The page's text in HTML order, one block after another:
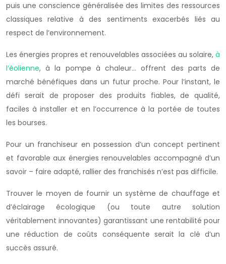
puis une conscience généralisée des limites des ressources
classiques relative à des sentiments exacerbés liés au
respect de l’environnement.
Les énergies propres et renouvelables associées au solaire, à
l’éolienne, à la pompe à chaleur… offrent des parts de
marché bénéfiques dans un futur proche. Pour l’instant, le
défi serait de proposer des produits fiables, de qualité,
faciles à installer et en l’occurrence à la portée de toutes
les bourses.
Pour un franchiseur en possession d’un concept pertinent
et favorable aux énergies renouvelables accompagné d’un
savoir – faire adapté, rallier des franchisés n’est pas difficile.
Trouver le moyen de fournir un système de chauffage et
d’éclairage écologique (ou toute autre solution
véritablement innovantes) garantissant une rentabilité pour
une réduction de coûts conséquente serait la clé d’un
succès assuré.